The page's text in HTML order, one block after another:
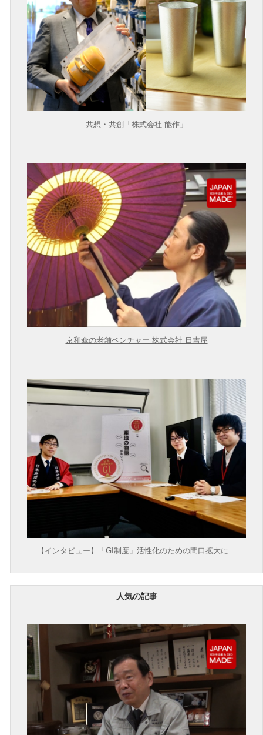
共想・共創「株式会社 能作」
京和傘の老舗ベンチャー 株式会社 日吉屋
【インタビュー】「GI制度」活性化のための間口拡大に向
人気の記事